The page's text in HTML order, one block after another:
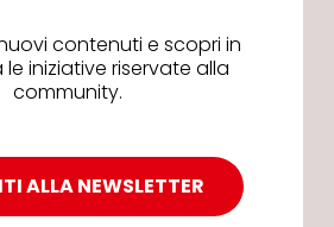
contenuti e scopri in
iniziative riservate alla
community.
ALLA NEWSLETTER